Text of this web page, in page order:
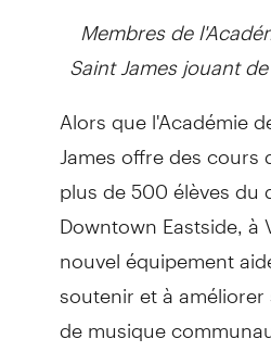
Membres de
Saint James jouant
Alors que l'Académie
James offre des cours
plus de 500 élèves du
Downtown Eastside, à
nouvel équipement
soutenir et à
de musique